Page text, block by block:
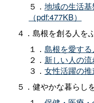
５． 地域の生活
（pdf:477KB）
４．島根を創る人を
１． 島根を愛する
２． 新しい人の流
３． 女性活躍の推
５．健やかな暮らし